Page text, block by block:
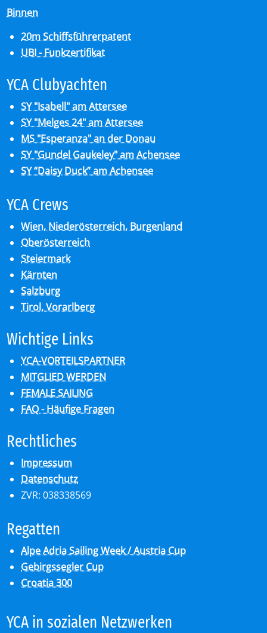
Binnen
20m Schiffsführerpatent
UBI - Funkzertifikat
YCA Club­y­ach­ten
SY "Isabell" am Attersee
SY "Melges 24" am Attersee
MS "Esperanza" an der Donau
SY "Gundel Gaukeley" am Achensee
SY “Daisy Duck” am Achensee
YCA Crews
Wien, Niederösterreich, Burgenland
Oberösterreich
Steiermark
Kärnten
Salzburg
Tirol, Vorarlberg
Wich­ti­ge Links
YCA-VORTEILSPARTNER
MITGLIED WERDEN
FEMALE SAILING
FAQ - Häufige Fragen
Recht­li­ches
Impressum
Datenschutz
ZVR: 038338569
Re­gat­ten
Alpe Adria Sailing Week / Austria Cup
Gebirgssegler Cup
Croatia 300
YCA in so­zia­len Netz­wer­ken